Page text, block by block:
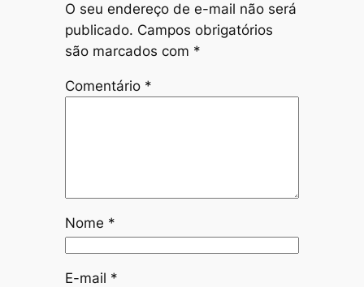
O seu endereço de e-mail não será
publicado. Campos obrigatórios
são marcados com *
Comentário *
Nome *
E-mail *